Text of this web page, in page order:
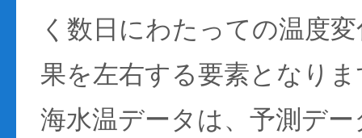
く数日にわたっての温度
果を左右する要素となり
海水温データは、予測デ